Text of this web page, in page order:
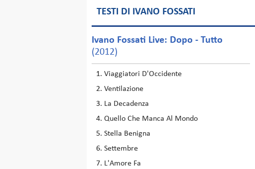
TESTI DI IVANO FOSSATI
Ivano Fossati Live: Dopo - Tutto
(2012)
Viaggiatori D'Occidente
Ventilazione
La Decadenza
Quello Che Manca Al Mondo
Stella Benigna
Settembre
L'Amore Fa